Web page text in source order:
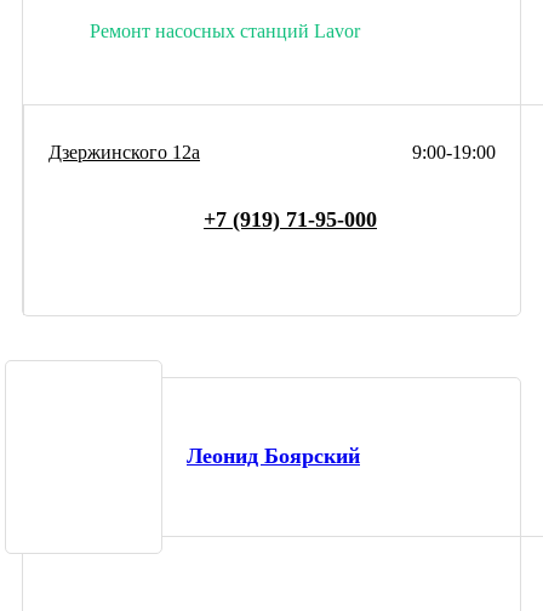
Ремонт насосных станций Lavor
9:00-19:00
Дзержинского 12а
+7 (919) 71-95-000
Леонид Боярский